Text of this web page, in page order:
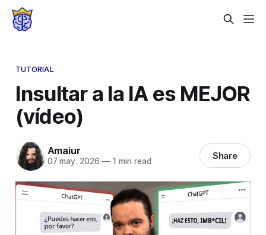
TUTORIAL
Insultar a la IA es MEJOR
(vídeo)
Amaiur
07 may. 2026 —1 min read Share